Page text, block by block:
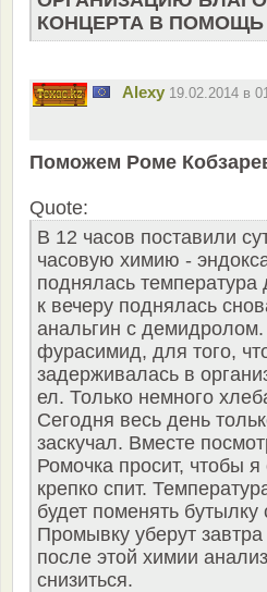
КОНЦЕРТА В
Alexy 19.02.2014 в
Поможем Роме
Quote:
В 12 часов поставили
часовую химию -
поднялась
к вечеру поднялась
анальгин с
фурасимид, для того,
задерживалась в
ел. Только немного
Сегодня весь день
заскучал. Вместе
Ромочка просит, чтобы
крепко спит.
будет поменять
Промывку уберут
после этой химии
снизиться.